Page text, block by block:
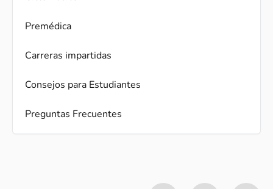
Premédica
Carreras impartidas
Consejos para Estudiantes
Preguntas Frecuentes